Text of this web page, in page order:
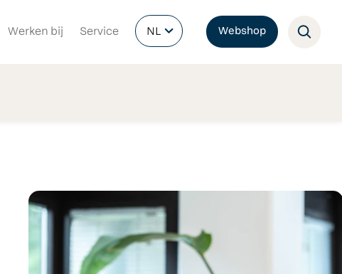
Werken bij Service NL Webshop